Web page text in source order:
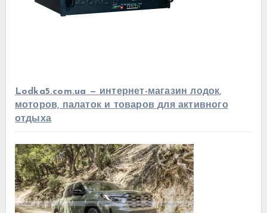
Lodka5.com.ua — интернет-магазин лодок,
моторов, палаток и товаров для активного
отдыха